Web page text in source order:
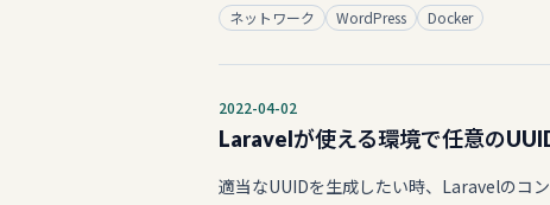
ネットワーク WordPress Docker
2022-04-02
Laravelが使える環境で任意の
適当なUUIDを生成したい時、Laravelのコ